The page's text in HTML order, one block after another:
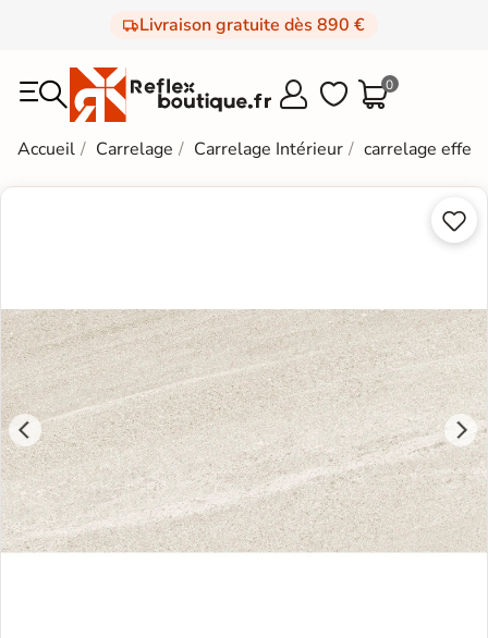
Livraison gratuite dès 890 €
  0
Accueil Carrelage Carrelage Intérieur carrelage effet

